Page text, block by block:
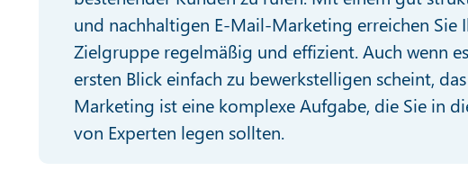
und nachhaltigen E-Mail-Marketing erreichen Sie
Zielgruppe regelmäßig und effizient. Auch wenn
ersten Blick einfach zu bewerkstelligen scheint,
Marketing ist eine komplexe Aufgabe, die Sie in
von Experten legen sollten.